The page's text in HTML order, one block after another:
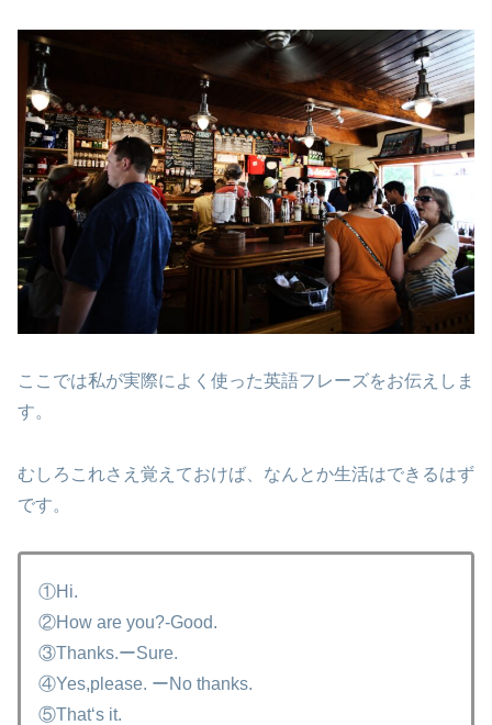
ここでは私が実際によく使った英語フレーズをお伝えしま
す。
むしろこれさえ覚えておけば、なんとか生活はできるはず
です。
①Hi.
②How are you?-Good.
③Thanks.ーSure.
④Yes,please. ーNo thanks.
⑤That‘s it.